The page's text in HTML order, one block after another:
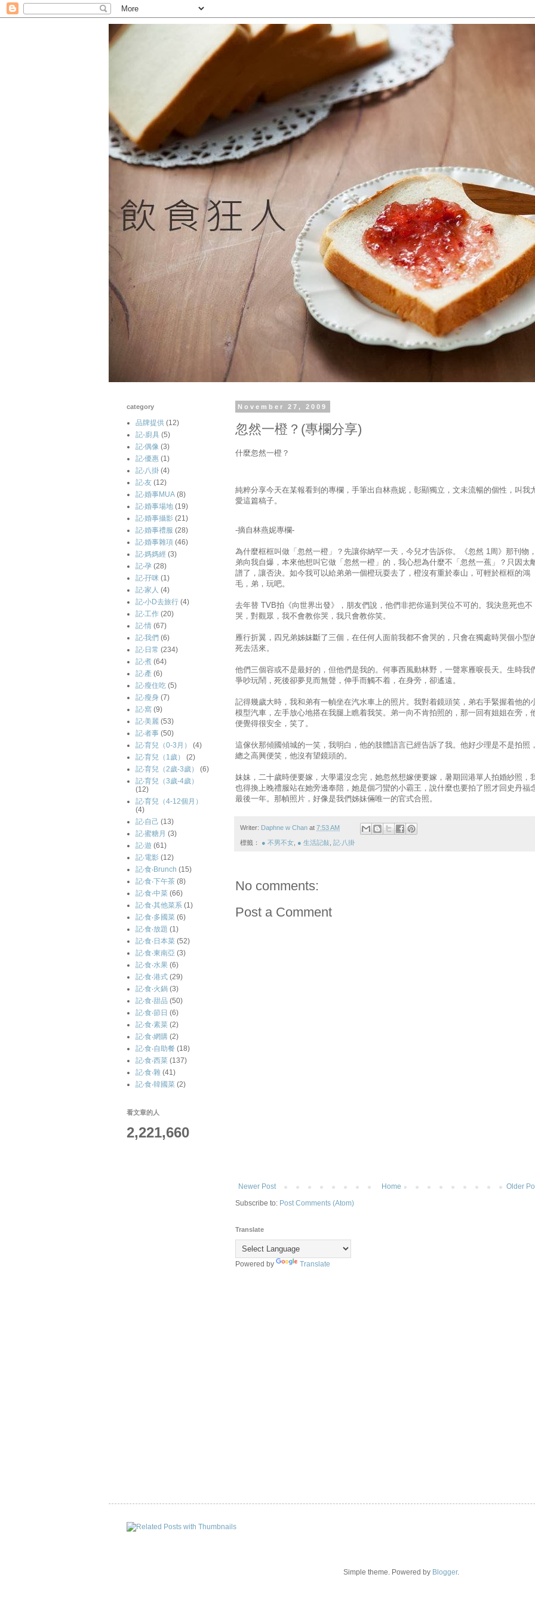
November 27, 2009
忽然一橙？(專欄分享)
什麼忽然一橙？
純粹分享今天在某報看到的專欄，手筆出自林燕妮，彰顯獨立，文未流暢的個性，叫我
愛這篇稿子。
-摘自林燕妮專欄-
為什麼框框叫做「忽然一橙」？先讓你納罕一天，今兒才告訴你。《忽然 1周》那刊物，
弟向我自爆，本來他想叫它做「忽然一橙」 的，我心想為什麼不「忽然一蕉」？只因太
譜了，讓否決。如今我可以給弟弟一個橙玩耍去了，橙沒有重於泰山，可輕於框框的鴻
毛，弟，玩吧。
去年替 TVB拍《向世界出發》，朋友們說，他們非把你逼到哭位不可的。我決意死也不
哭，對觀眾，我不會教你哭，我只會教你笑。
雁行折翼，四兄弟姊妹斷了三個，在任何人面前我都不會哭的，只會在獨處時哭個小型
死去活來。
他們三個容或不是最好的，但他們是我的。何事西風動林野 ，一聲寒雁唳長天。生時我
爭吵玩鬧，死後卻夢見而無聲 ，伸手而觸不着，在身旁，卻遙遠。
記得幾歲大時，我和弟有一幀坐在汽水車上的照片。我對着鏡頭笑，弟右手緊握着他的
模型汽車，左手放心地搭在我腿上瞧着我笑。弟一向不肯拍照的，那一回有姐姐在旁，
便覺得很安全，笑了。
這傢伙那傾國傾城的一笑，我明白，他的肢體語言已經告訴了我。他好少理是不是拍照，
總之高興便笑，他沒有望鏡頭的。
妹妹，二十歲時便要嫁，大學還沒念完，她忽然想嫁便要嫁 ，暑期回港單人拍婚紗照，
也得換上晚禮服站在她旁邊奉陪，她是個刁蠻的小霸王，說什麼也要拍了照才回史丹福
最後一年。那幀照片，好像是我們姊妹倆唯一的官式合照。
Writer: Daphne w Chan at 7:53 AM
標籤： ● 不男不女 ● 生活記敍 記‧八掛
No comments:
Post a Comment
Newer Post Older
Home
Subscribe to: Post Comments (Atom)
Translate
Powered by Translate
category
品牌提供 (12)
記-廚具 (5)
記‧偶像 (3)
記‧優惠 (1)
記‧八掛 (4)
記‧友 (12)
記‧婚事MUA (8)
記‧婚事場地 (19)
記‧婚事攝影 (21)
記‧婚事禮服 (28)
記‧婚事雜項 (46)
記‧媽媽經 (3)
記‧孕 (28)
記‧孖咪 (1)
記‧家人 (4)
記‧小D去旅行 (4)
記‧工作 (20)
記‧情 (67)
記‧我們 (6)
記‧日常 (234)
記‧煮 (64)
記‧產 (6)
記‧瘦住吃 (5)
記‧瘦身 (7)
記‧窩 (9)
記‧美麗 (53)
記‧者事 (50)
記‧育兒（0-3月）
(4)
記‧育兒（1歲）
(2)
記‧育兒（2歲-3歲）
(6)
記‧育兒（3歲-4歲）
(12)
記‧育兒（4-12個月）
(4)
記‧自己 (13)
記‧蜜糖月 (3)
記‧遊 (61)
記‧電影 (12)
記‧食‧Brunch (15)
記‧食‧下午茶 (8)
記‧食‧中菜 (66)
記‧食‧其他菜系 (1)
記‧食‧多國菜 (6)
記‧食‧放題 (1)
記‧食‧日本菜 (52)
記‧食‧東南亞 (3)
記‧食‧水果 (6)
記‧食‧港式 (29)
記‧食‧火鍋 (3)
記‧食‧甜品 (50)
記‧食‧節日 (6)
記‧食‧素菜 (2)
記‧食‧網購 (2)
記‧食‧自助餐 (18)
記‧食‧西菜 (137)
記‧食‧雜 (41)
記‧食‧韓國菜 (2)
看文章的人
2,221,660
Simple theme. Powered by Blogger.